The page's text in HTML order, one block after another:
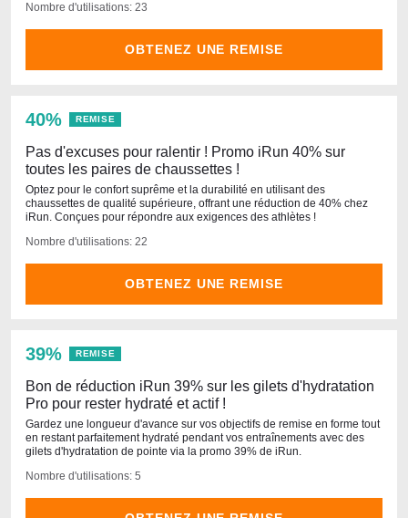
Nombre d'utilisations: 23
OBTENEZ UNE REMISE
40% REMISE
Pas d'excuses pour ralentir ! Promo iRun 40% sur
toutes les paires de chaussettes !
Optez pour le confort suprême et la durabilité en utilisant des
chaussettes de qualité supérieure, offrant une réduction de 40% chez
iRun. Conçues pour répondre aux exigences des athlètes !
Nombre d'utilisations: 22
OBTENEZ UNE REMISE
39% REMISE
Bon de réduction iRun 39% sur les gilets d'hydratation
Pro pour rester hydraté et actif !
Gardez une longueur d'avance sur vos objectifs de remise en forme tout
en restant parfaitement hydraté pendant vos entraînements avec des
gilets d'hydratation de pointe via la promo 39% de iRun.
Nombre d'utilisations: 5